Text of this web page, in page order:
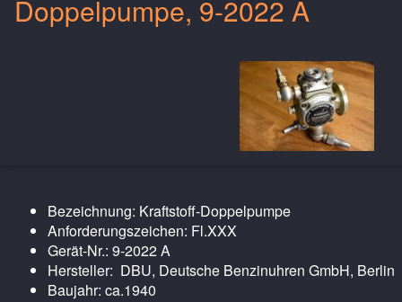
Doppelpumpe, 9-2022 A
Bezeichnung: Kraftstoff-Doppelpumpe
Anforderungszeichen: Fl.XXX
Gerät-Nr.: 9-2022 A
Hersteller: DBU, Deutsche Benzinuhren GmbH, Berlin
Baujahr: ca.1940